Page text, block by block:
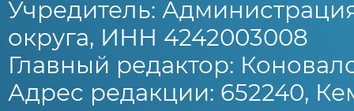
Учредитель:
округа, ИНН 4242003008
Главный редактор:
Адрес редакции: 652240,